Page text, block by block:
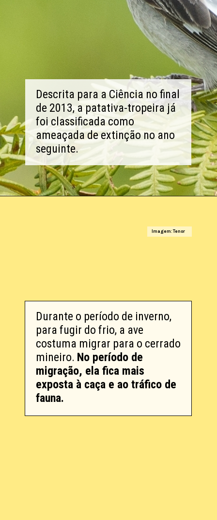
Descrita para a Ciência no final
de 2013, a patativa-tropeira já
foi classificada como
ameaçada de extinção no ano
seguinte.
Durante o período de inverno,
para fugir do frio, a ave
costuma migrar para o cerrado
mineiro. No período de
migração, ela fica mais
exposta à caça e ao tráfico de
fauna.
Imagem: Tenor